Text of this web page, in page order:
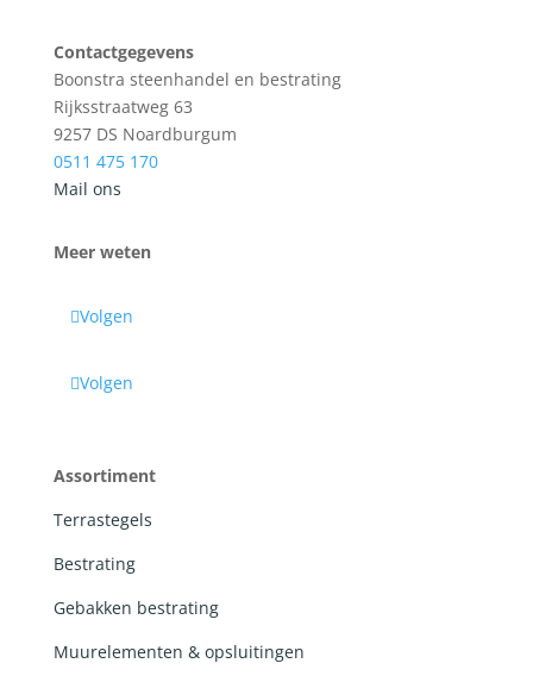
Contactgegevens
Boonstra steenhandel en bestrating
Rijksstraatweg 63
9257 DS Noardburgum
0511 475 170
Mail ons
Meer weten
Volgen
Volgen
Assortiment
Terrastegels
Bestrating
Gebakken bestrating
Muurelementen & opsluitingen